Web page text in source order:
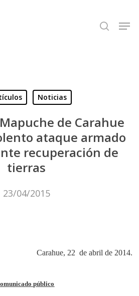
search
Noticias
de Carahue
ataque armado
recuperación de
tierras
23/04/2015
Carahue, 22 de abril de 2014.
público
Close